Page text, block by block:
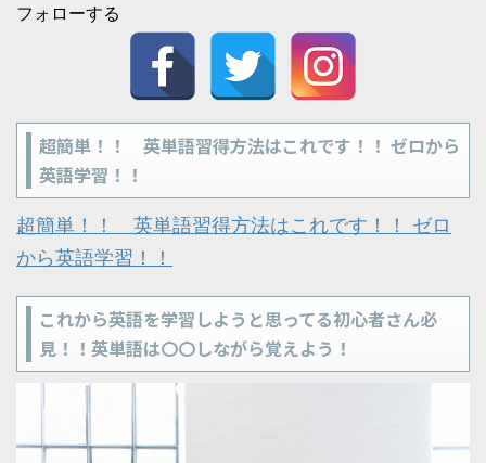
フォローする
超簡単！！ 英単語習得方法はこれです！！ ゼロから
英語学習！！
超簡単！！ 英単語習得方法はこれです！！ ゼロ
から英語学習！！
これから英語を学習しようと思ってる初心者さん必
見！！英単語は〇〇しながら覚えよう！